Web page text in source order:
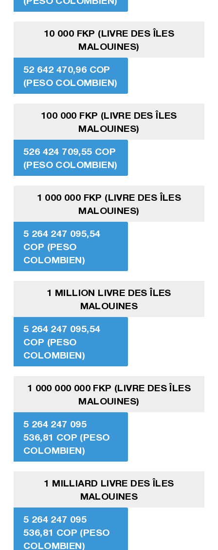
10 000 FKP (LIVRE DES ÎLES
MALOUINES)
52 642 470,96 COP
(PESO COLOMBIEN)
100 000 FKP (LIVRE DES ÎLES
MALOUINES)
526 424 709,55 COP
(PESO COLOMBIEN)
1 000 000 FKP (LIVRE DES ÎLES
MALOUINES)
5 264 247 095,54
COP (PESO
COLOMBIEN)
1 MILLION LIVRE DES ÎLES
MALOUINES
5 264 247 095,54
COP (PESO
COLOMBIEN)
1 000 000 000 FKP (LIVRE DES ÎLES
MALOUINES)
5 264 247 095
536,81 COP (PESO
COLOMBIEN)
1 MILLIARD LIVRE DES ÎLES
MALOUINES
5 264 247 095
536,81 COP (PESO
COLOMBIEN)